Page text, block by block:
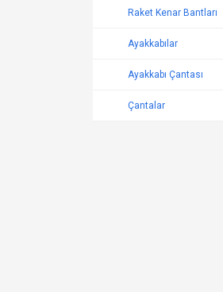
Raket Kenar Bantları
Ayakkabılar
Ayakkabı Çantası
Çantalar